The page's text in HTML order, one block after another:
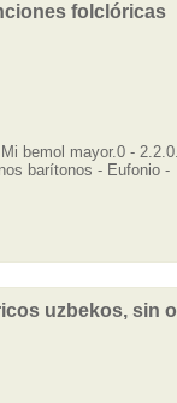
folclóricas
bemol mayor.0 -
barítonos - Eufonio -
uzbekos, sin